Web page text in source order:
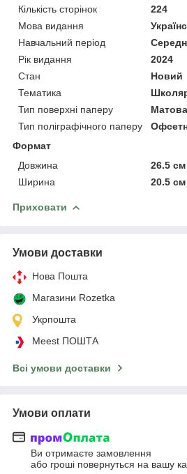
Кількість сторінок
224
Мова видання
Навчальний період
Рік видання
2024
Стан
Новий
Тематика
Тип поверхні паперу
Матова
Тип поліграфічного паперу
Формат
Довжина
26.5 см
Ширина
20.5 см
Приховати
Умови доставки
Нова Пошта
Магазини Rozetka
Укрпошта
Meest ПОШТА
Всі умови доставки
Умови оплати
Ви отримаєте замовлення
або гроші повернуться на вашу